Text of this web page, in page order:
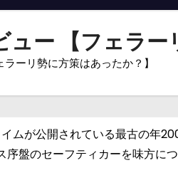
ー 【フェラー
ーリ勢に方策はあったか？】
ムが公開されている最古の年
盤のセーフティカーを味方に